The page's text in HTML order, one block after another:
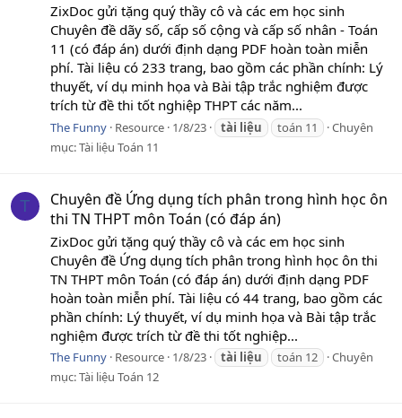
ZixDoc gửi tặng quý thầy cô và các em học sinh
Chuyên đề dãy số, cấp số cộng và cấp số nhân - Toán
11 (có đáp án) dưới định dạng PDF hoàn toàn miễn
phí. Tài liệu có 233 trang, bao gồm các phần chính: Lý
thuyết, ví dụ minh họa và Bài tập trắc nghiệm được
trích từ đề thi tốt nghiệp THPT các năm...
The Funny Resource 1/8/23 tài liệu toán 11
Chuyên
mục:Tài liệu Toán 11
T
Chuyên đề Ứng dụng tích phân trong hình học ôn
thi TN THPT môn Toán (có đáp án)
ZixDoc gửi tặng quý thầy cô và các em học sinh
Chuyên đề Ứng dụng tích phân trong hình học ôn thi
TN THPT môn Toán (có đáp án) dưới định dạng PDF
hoàn toàn miễn phí. Tài liệu có 44 trang, bao gồm các
phần chính: Lý thuyết, ví dụ minh họa và Bài tập trắc
nghiệm được trích từ đề thi tốt nghiệp...
The Funny Resource 1/8/23 tài liệu toán 12
Chuyên
mục:Tài liệu Toán 12